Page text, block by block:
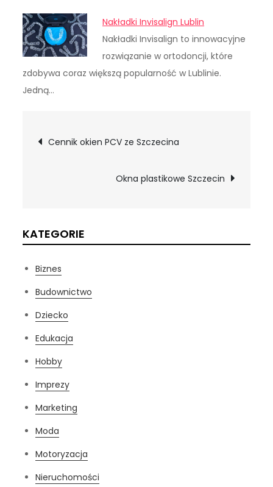
Nakładki Invisalign Lublin
Nakładki Invisalign to innowacyjne
rozwiązanie w ortodoncji, które
zdobywa coraz większą popularność w Lublinie.
Jedną…
Nawigacja
Cennik okien PCV ze Szczecina
Okna plastikowe Szczecin
KATEGORIE
Biznes
Budownictwo
Dziecko
Edukacja
Hobby
Imprezy
Marketing
Moda
Motoryzacja
Nieruchomości